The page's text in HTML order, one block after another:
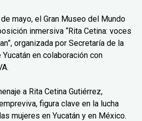
mayo, el Gran Museo del Mundo
inmersiva “Rita Cetina: voces
organizada por Secretaría de la
en colaboración con
a Rita Cetina Gutiérrez,
figura clave en la lucha
mujeres en Yucatán y en México.